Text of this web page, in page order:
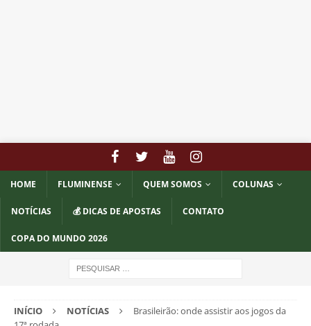
HOME FLUMINENSE QUEM SOMOS COLUNAS
NOTÍCIAS 💰 DICAS DE APOSTAS CONTATO
COPA DO MUNDO 2026
INÍCIO NOTÍCIAS
Brasileirão: onde assistir aos jogos da